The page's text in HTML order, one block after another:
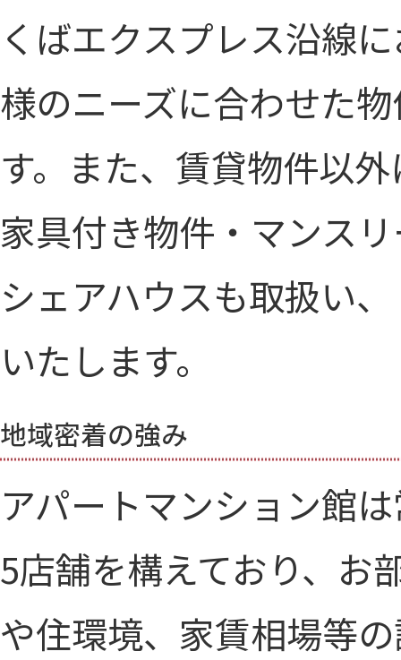
くばエクスプレス沿線
様のニーズに合わせた
す。また、賃貸物件以
家具付き物件・マンス
シェアハウスも取扱い
いたします。
アパートマンション館
5店舗を構えており、お
や住環境、家賃相場等